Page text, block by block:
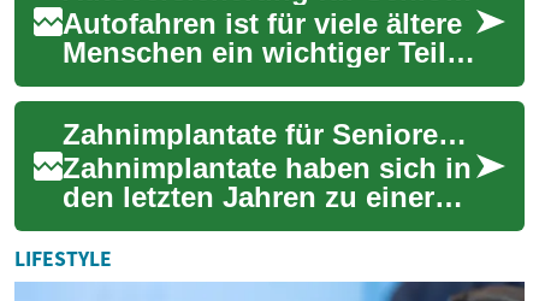
Autofahren ist für viele ältere
Menschen ein wichtiger Teil
ihrer Unabhängigkeit und
Mobilität. Mit zunehmendem
Alter...
Zahnimplantate für Senioren: Alles, was Sie wissen müssen
Zahnimplantate haben sich in
den letzten Jahren zu einer
beliebten Lösung für
fehlende Zähne entwickelt,
insbesondere...
LIFESTYLE